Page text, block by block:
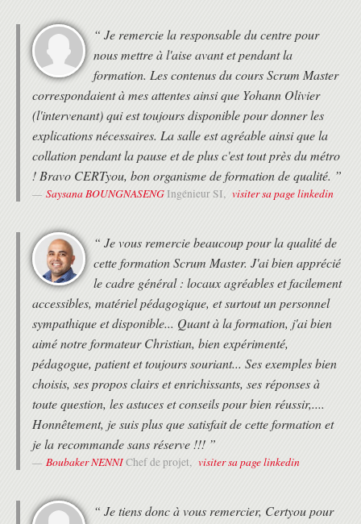
“ Je remercie la responsable du centre pour
nous mettre à l'aise avant et pendant la
formation. Les contenus du cours Scrum Master
correspondaient à mes attentes ainsi que Yohann Olivier
(l'intervenant) qui est toujours disponible pour donner les
explications nécessaires. La salle est agréable ainsi que la
collation pendant la pause et de plus c'est tout près du métro
! Bravo CERTyou, bon organisme de formation de qualité. ”
Saysana BOUNGNASENG Ingénieur SI, visiter sa page linkedin
“ Je vous remercie beaucoup pour la qualité de
cette formation Scrum Master. J'ai bien apprécié
le cadre général : locaux agréables et facilement
accessibles, matériel pédagogique, et surtout un personnel
sympathique et disponible... Quant à la formation, j'ai bien
aimé notre formateur Christian, bien expérimenté,
pédagogue, patient et toujours souriant... Ses exemples bien
choisis, ses propos clairs et enrichissants, ses réponses à
toute question, les astuces et conseils pour bien réussir,....
Honnêtement, je suis plus que satisfait de cette formation et
je la recommande sans réserve !!! ”
Boubaker NENNIChef de projet, visiter sa page linkedin
“ Je tiens donc à vous remercier, Certyou pour